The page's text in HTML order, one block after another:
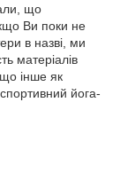
що
Ви поки не
в назві, ми
матеріалів
інше як
йога-